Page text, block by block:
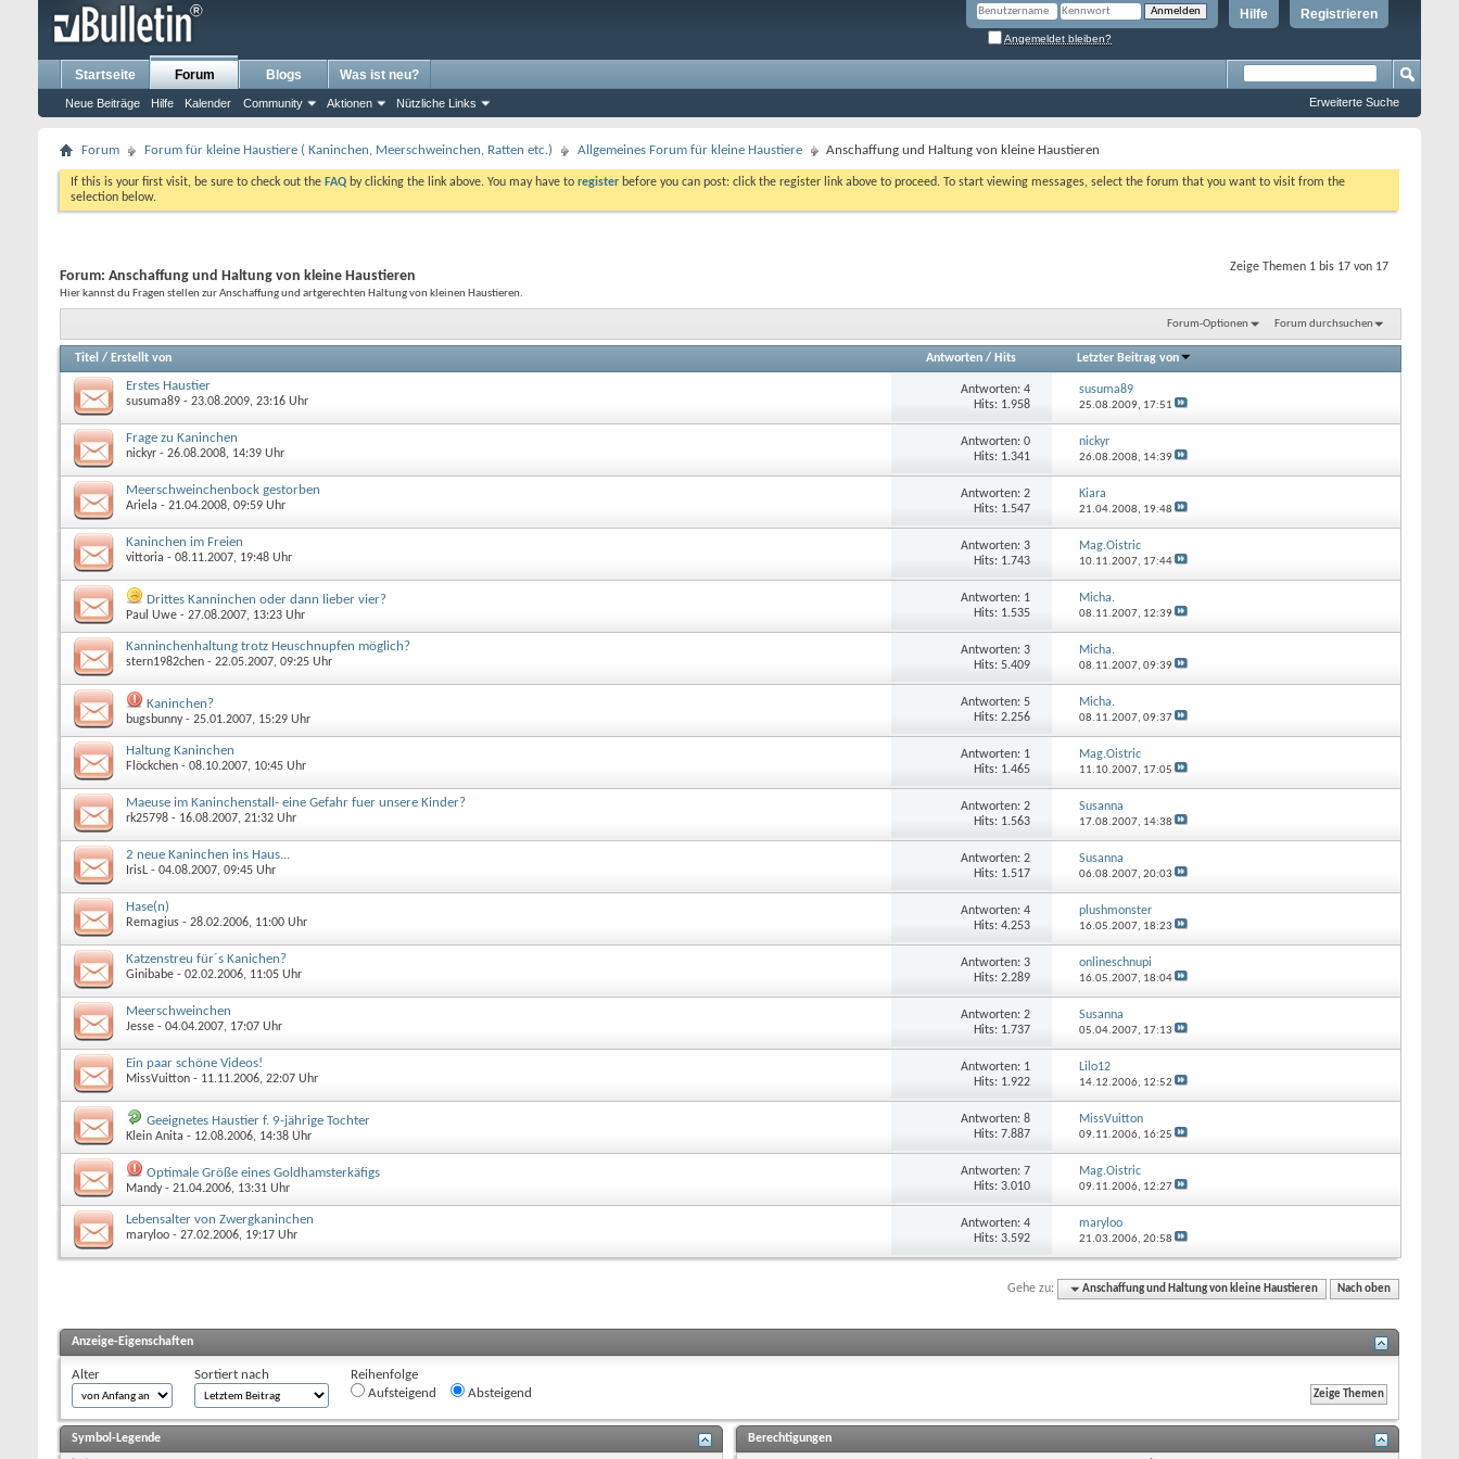
Registrieren
Hilfe
Angemeldet bleiben?
Startseite Forum
Neue Beiträge Hilfe Kalender Community Aktionen Nützliche Links
Blogs Was ist neu?
Erweiterte Suche
Forum Forum für kleine Haustiere ( Kaninchen, Meerschweinchen, Ratten etc.) Allgemeines Forum für kleine Haustiere Anschaffung und Haltung von kleine Haustieren
If this is your first visit, be sure to check out the FAQ by clicking the link above. You may have to register before you can post: click the register link above to proceed. To start viewing messages, select the forum that you want to visit from the
selection below.
Zeige Themen 1 bis 17 von 17
Forum: Anschaffung und Haltung von kleine Haustieren
Hier kannst du Fragen stellen zur Anschaffung und artgerechten Haltung von kleinen Haustieren.
Forum-Optionen Forum durchsuchen
Titel / Erstellt von Antworten/ Hits Letzter Beitrag von
Erstes Haustier
susuma89 - 23.08.2009, 23:16 Uhr
Antworten: 4
Hits: 1.958
susuma89
25.08.2009, 17:51
Frage zu Kaninchen
nickyr - 26.08.2008, 14:39 Uhr
Antworten: 0
Hits: 1.341
nickyr
26.08.2008, 14:39
Meerschweinchenbock gestorben
Ariela - 21.04.2008, 09:59 Uhr
Antworten: 2
Hits: 1.547
Kiara
21.04.2008, 19:48
Kaninchen im Freien
vittoria - 08.11.2007, 19:48 Uhr
Antworten: 3
Hits: 1.743
Mag.Oistric
10.11.2007, 17:44
Drittes Kanninchen oder dann lieber vier?
Paul Uwe - 27.08.2007, 13:23 Uhr
Antworten: 1
Hits: 1.535
Micha.
08.11.2007, 12:39
Kanninchenhaltung trotz Heuschnupfen möglich?
stern1982chen - 22.05.2007, 09:25 Uhr
Antworten: 3
Hits: 5.409
Micha.
08.11.2007, 09:39
Kaninchen?
bugsbunny- 25.01.2007, 15:29 Uhr
Antworten: 5
Hits: 2.256
Micha.
08.11.2007, 09:37
Haltung Kaninchen
Flöckchen - 08.10.2007, 10:45 Uhr
Antworten: 1
Hits: 1.465
Mag.Oistric
11.10.2007, 17:05
Maeuse im Kaninchenstall- eine Gefahr fuer unsere Kinder?
rk25798 - 16.08.2007, 21:32 Uhr
Antworten: 2
Hits: 1.563
Susanna
17.08.2007, 14:38
2 neue Kaninchen ins Haus...
IrisL - 04.08.2007, 09:45 Uhr
Antworten: 2
Hits: 1.517
Susanna
06.08.2007, 20:03
Hase(n)
Remagius - 28.02.2006, 11:00 Uhr
Antworten: 4
Hits: 4.253
plushmonster
16.05.2007, 18:23
Katzenstreu für´s Kanichen?
Ginibabe - 02.02.2006, 11:05 Uhr
Antworten: 3
Hits: 2.289
onlineschnupi
16.05.2007, 18:04
Meerschweinchen
Jesse - 04.04.2007, 17:07 Uhr
Antworten: 2
Hits: 1.737
Susanna
05.04.2007, 17:13
Ein paar schöne Videos!
MissVuitton - 11.11.2006, 22:07 Uhr
Antworten: 1
Hits: 1.922
Lilo12
14.12.2006, 12:52
Geeignetes Haustier f. 9-jährige Tochter
Klein Anita - 12.08.2006, 14:38 Uhr
Antworten: 8
Hits: 7.887
MissVuitton
09.11.2006, 16:25
Optimale Größe eines Goldhamsterkäfigs
Mandy- 21.04.2006, 13:31 Uhr
Antworten: 7
Hits: 3.010
Mag.Oistric
09.11.2006, 12:27
Lebensalter von Zwergkaninchen
maryloo - 27.02.2006, 19:17 Uhr
Antworten: 4
Hits: 3.592
maryloo
21.03.2006, 20:58
Gehe zu: Anschaffung und Haltung von kleine Haustieren Nach oben
Anzeige-Eigenschaften
Alter Sortiert nach
Reihenfolge
Aufsteigend
Absteigend
Symbol-Legende Berechtigungen